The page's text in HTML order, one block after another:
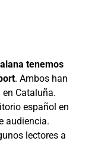
tenemos
. Ambos han
Cataluña.
español en
audiencia.
lectores a